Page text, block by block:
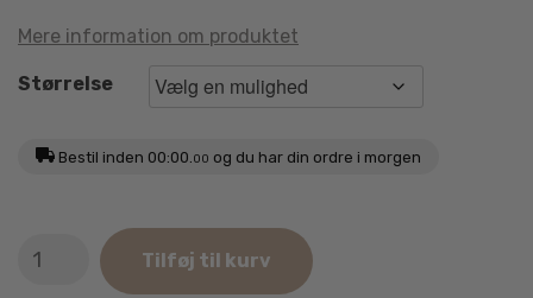
Mere information om produktet
Størrelse
Bestil inden 00:00.00 og du har din ordre i morgen
Velour
Tilføj til kurv